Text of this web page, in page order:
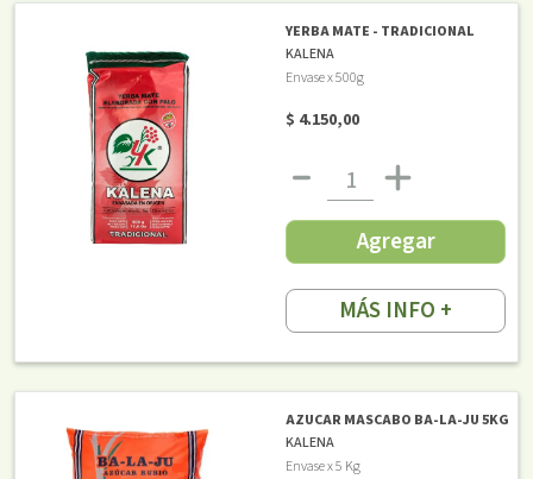
YERBA MATE - TRADICIONAL
KALENA
Envase x 500g
$ 4.150,00
Agregar
MÁS INFO +
AZUCAR MASCABO BA-LA-JU 5KG
KALENA
Envase x 5 Kg